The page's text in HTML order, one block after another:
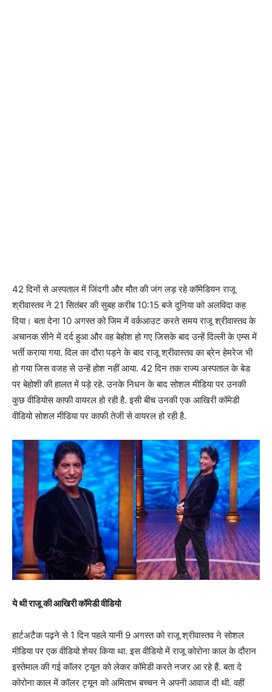
42 दिनों से अस्पताल में जिंदगी और मौत की जंग लड़ रहे कॉमेडियन राजू
श्रीवास्तव ने 21 सितंबर की सुबह करीब 10:15 बजे दुनिया को अलविदा कह
दिया। बता देना 10 अगस्त को जिम में वर्कआउट करते समय राजू श्रीवास्तव के
अचानक सीने में दर्द हुआ और वह बेहोश हो गए जिसके बाद उन्हें दिल्ली के एम्स में
भर्ती कराया गया. दिल का दौरा पड़ने के बाद राजू श्रीवास्तव का ब्रेन हेमरेज भी
हो गया जिस वजह से उन्हें होश नहीं आया. 42 दिन तक राज्य अस्पताल के बेड
पर बेहोशी की हालत में पड़े रहे. उनके निधन के बाद सोशल मीडिया पर उनकी
कुछ वीडियोस काफी वायरल हो रही है. इसी बीच उनकी एक आखिरी कॉमेडी
वीडियो सोशल मीडिया पर काफी तेजी से वायरल हो रही है.
ये थी राजू की आखिरी कॉमेडी वीडियो
हार्टअटैक पढ़ने से 1 दिन पहले यानी 9 अगस्त को राजू श्रीवास्तव ने सोशल
मीडिया पर एक वीडियो शेयर किया था. इस वीडियो में राजू कोरोना काल के दौरान
इस्तेमाल की गई कॉलर ट्यून को लेकर कॉमेडी करते नजर आ रहे हैं. बता दे
कोरोना काल में कॉलर ट्यून को अमिताभ बच्चन ने अपनी आवाज दी थी. वहीं